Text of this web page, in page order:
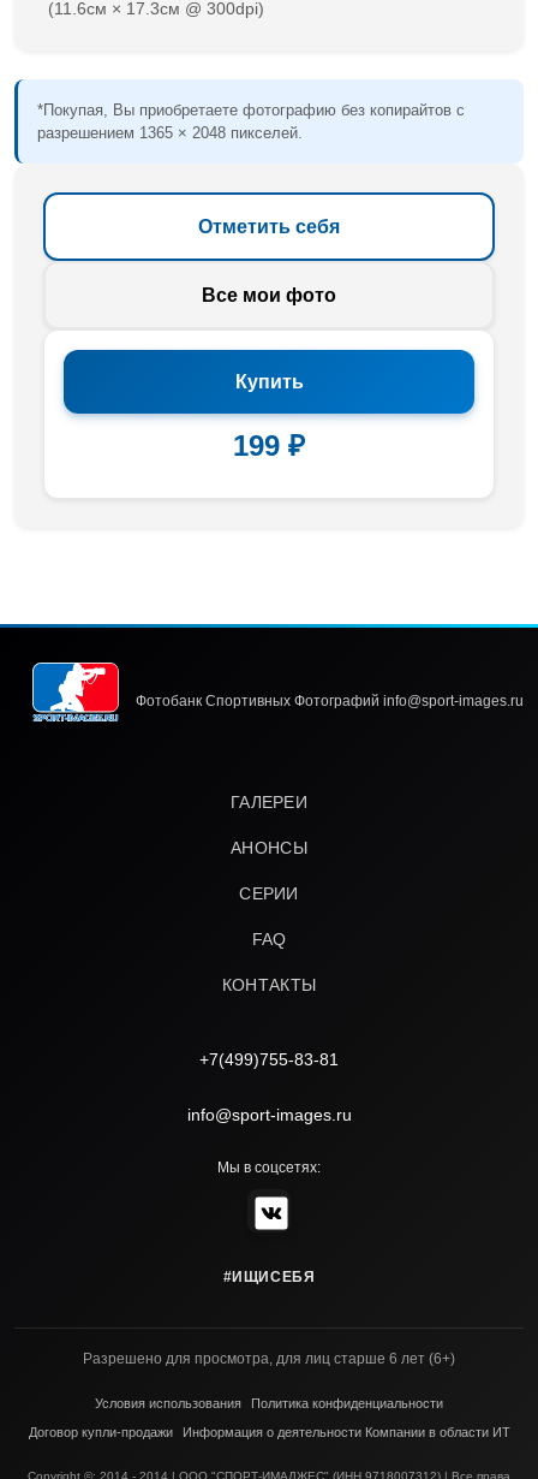
(11.6см × 17.3см @ 300dpi)
*Покупая, Вы приобретаете фотографию без копирайтов с
разрешением 1365 × 2048 пикселей.
Отметить себя
Все мои фото
Купить
199 ₽
Фотобанк Спортивных Фотографий info@sport-images.ru
ГАЛЕРЕИ
АНОНСЫ
СЕРИИ
FAQ
КОНТАКТЫ
+7(499)755-83-81
info@sport-images.ru
Мы в соцсетях:
#ИЩИСЕБЯ
Разрешено для просмотра, для лиц старше 6 лет (6+)
Условия использования
Политика конфиденциальности
Договор купли-продажи
Информация о деятельности Компании в области ИТ
Copyright ©; 2014 - 2014 | ООО "СПОРТ-ИМАДЖЕС" (ИНН 9718007312) | Все права